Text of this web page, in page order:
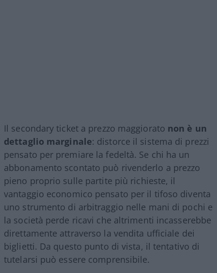
Il secondary ticket a prezzo maggiorato non è un
dettaglio marginale: distorce il sistema di prezzi
pensato per premiare la fedeltà. Se chi ha un
abbonamento scontato può rivenderlo a prezzo
pieno proprio sulle partite più richieste, il
vantaggio economico pensato per il tifoso diventa
uno strumento di arbitraggio nelle mani di pochi e
la società perde ricavi che altrimenti incasserebbe
direttamente attraverso la vendita ufficiale dei
biglietti. Da questo punto di vista, il tentativo di
tutelarsi può essere comprensibile.